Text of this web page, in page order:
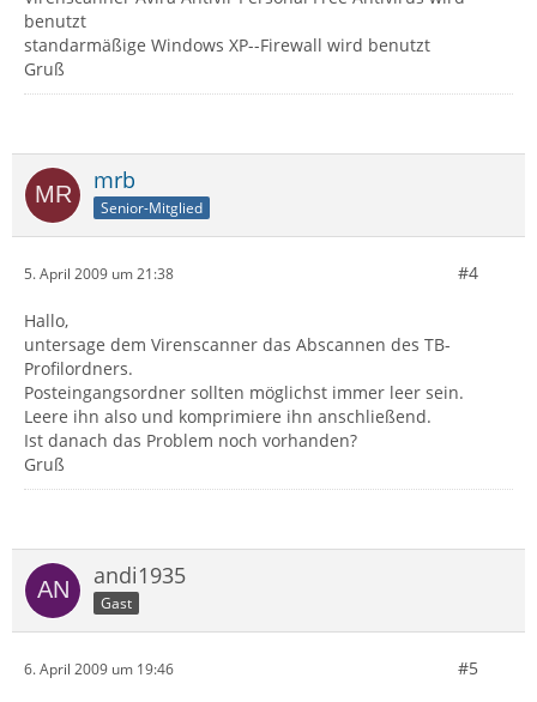
Ordner, Eigenschaften, "Index wiederherstellen".
Virenscanner/Firewall vorhanden, die den TB-
Profilordner abscannen?
Gruß
benutzt
standarmäßige Windows XP--Firewall wird benutzt
Gruß
mrb
Senior-Mitglied
5. April 2009 um 21:38 #4
Hallo,
untersage dem Virenscanner das Abscannen des TB-
Profilordners.
Posteingangsordner sollten möglichst immer leer sein.
Leere ihn also und komprimiere ihn anschließend.
Ist danach das Problem noch vorhanden?
Gruß
andi1935
Gast
6. April 2009 um 19:46 #5